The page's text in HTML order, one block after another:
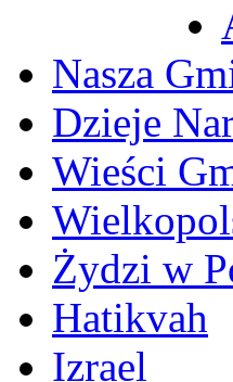
Nasza
Dzieje
Wieści
Żydzi w
Hatikvah
Izrael